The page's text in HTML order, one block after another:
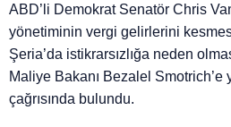
ABD’li Demokrat Senatör Chris
yönetiminin vergi gelirlerini
Şeria’da istikrarsızlığa neden
Maliye Bakanı Bezalel Smotrich’e
çağrısında bulundu.